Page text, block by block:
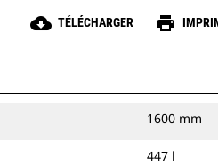
cloud_download TÉLÉCHARGER print
1600 mm
447 l